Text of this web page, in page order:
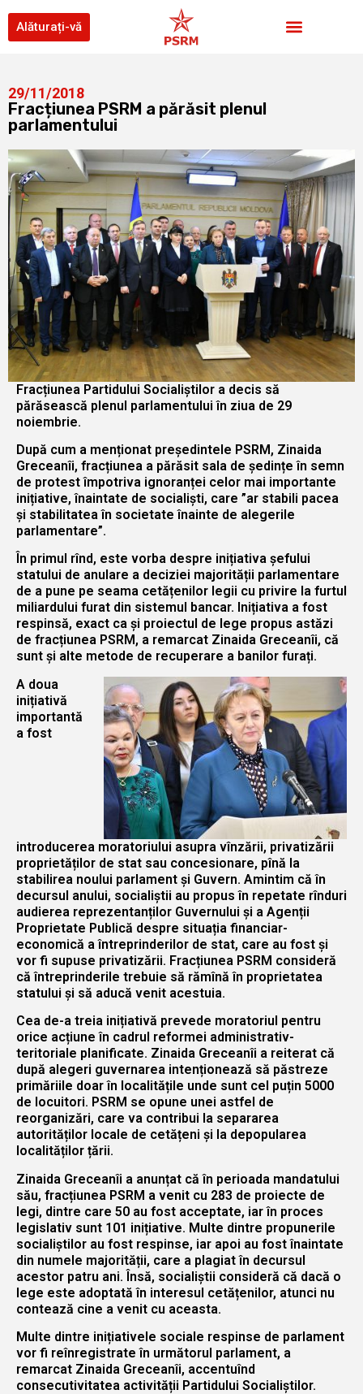
Alăturați-vă
29/11/2018
Fracțiunea PSRM a părăsit plenul
parlamentului
Fracțiunea Partidului Socialiștilor a decis să
părăsească plenul parlamentului în ziua de 29
noiembrie.
După cum a menționat președintele PSRM, Zinaida
Greceanîi, fracțiunea a părăsit sala de ședințe în semn
de protest împotriva ignoranței celor mai importante
inițiative, înaintate de socialiști, care ”ar stabili pacea
și stabilitatea în societate înainte de alegerile
parlamentare”.
În primul rînd, este vorba despre inițiativa șefului
statului de anulare a deciziei majorității parlamentare
de a pune pe seama cetățenilor legii cu privire la furtul
miliardului furat din sistemul bancar. Inițiativa a fost
respinsă, exact ca și proiectul de lege propus astăzi
de fracțiunea PSRM, a remarcat Zinaida Greceanîi, că
sunt și alte metode de recuperare a banilor furați.
A doua
inițiativă
importantă
a fost
introducerea moratoriului asupra vînzării, privatizării
proprietăților de stat sau concesionare, pînă la
stabilirea noului parlament și Guvern. Amintim că în
decursul anului, socialiștii au propus în repetate rînduri
audierea reprezentanților Guvernului și a Agenții
Proprietate Publică despre situația financiar-
economică a întreprinderilor de stat, care au fost și
vor fi supuse privatizării. Fracțiunea PSRM consideră
că întreprinderile trebuie să rămînă în proprietatea
statului și să aducă venit acestuia.
Cea de-a treia inițiativă prevede moratoriul pentru
orice acțiune în cadrul reformei administrativ-
teritoriale planificate. Zinaida Greceanîi a reiterat că
după alegeri guvernarea intenționează să păstreze
primăriile doar în localitățile unde sunt cel puțin 5000
de locuitori. PSRM se opune unei astfel de
reorganizări, care va contribui la separarea
autorităților locale de cetățeni și la depopularea
localităților țării.
Zinaida Greceanîi a anunțat că în perioada mandatului
său, fracțiunea PSRM a venit cu 283 de proiecte de
legi, dintre care 50 au fost acceptate, iar în proces
legislativ sunt 101 inițiative. Multe dintre propunerile
socialiștilor au fost respinse, iar apoi au fost înaintate
din numele majorității, care a plagiat în decursul
acestor patru ani. Însă, socialiștii consideră că dacă o
lege este adoptată în interesul cetățenilor, atunci nu
contează cine a venit cu aceasta.
Multe dintre inițiativele sociale respinse de parlament
vor fi reînregistrate în următorul parlament, a
remarcat Zinaida Greceanîi, accentuînd
consecutivitatea activității Partidului Socialiștilor.